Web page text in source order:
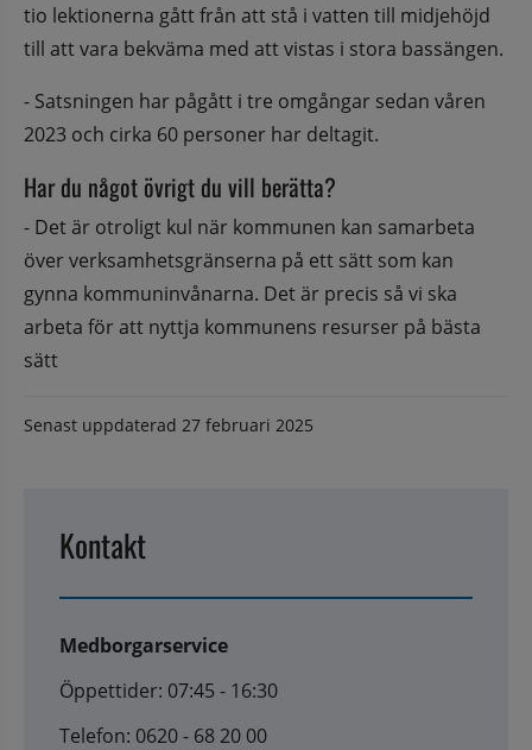
tio lektionerna gått från att stå i vatten till midjehöjd
till att vara bekväma med att vistas i stora bassängen.
- Satsningen har pågått i tre omgångar sedan våren
2023 och cirka 60 personer har deltagit.
Har du något övrigt du vill berätta?
- Det är otroligt kul när kommunen kan samarbeta
över verksamhetsgränserna på ett sätt som kan
gynna kommuninvånarna. Det är precis så vi ska
arbeta för att nyttja kommunens resurser på bästa
sätt
Senast uppdaterad 27 februari 2025
Kontakt
Medborgarservice
Öppettider: 07:45 - 16:30
Telefon: 0620 - 68 20 00